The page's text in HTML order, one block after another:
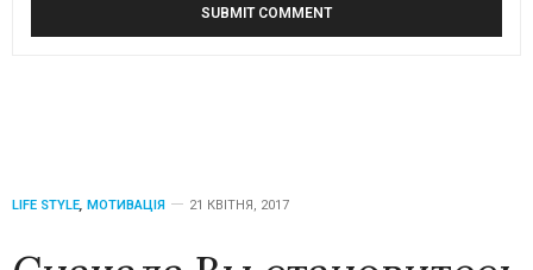
LIFE STYLE, МОТИВАЦІЯ 21 КВІТНЯ, 2017